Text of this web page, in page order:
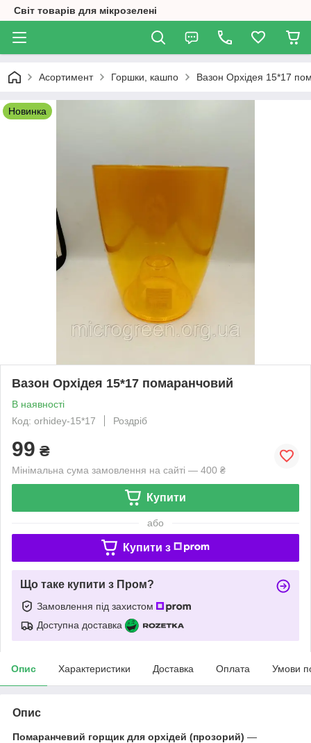
Світ товарів для мікрозелені
Асортимент Горшки, кашпо Вазон Орхідея 15*17
Новинка
Вазон Орхідея 15*17 помаранчовий
В наявності
Код: orhidey-15*17
Роздріб
99 ₴
Мінімальна сума замовлення на сайті — 400 ₴
Купити
або
Купити з
Що таке купити з Пром?
Замовлення під захистом
Доступна доставка
Опис Характеристики Доставка Оплата Умови
Опис
Помаранчевий горщик для орхідей (прозорий) —